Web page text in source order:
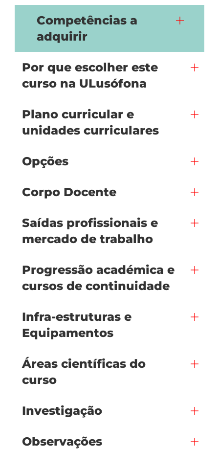
Competências a
adquirir
Por que escolher este
curso na ULusófona
Plano curricular e
unidades curriculares
Opções
Corpo Docente
Saídas profissionais e
mercado de trabalho
Progressão académica e
cursos de continuidade
Infra-estruturas e
Equipamentos
Áreas científicas do
curso
Investigação
Observações